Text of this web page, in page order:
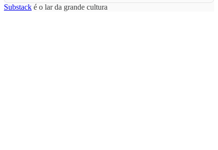
Substack é o lar da grande cultura